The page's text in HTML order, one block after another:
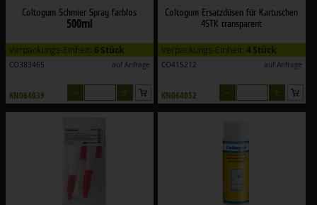
Coltogum Schmier Spray farblos
500ml
Verpackungs-Einheit: 6 Stück
CO383465 auf Anfrage
KN064039
Coltogum Ersatzdüsen für Kartuschen
4STK transparent
Verpackungs-Einheit:4 Stück
CO415212 auf Anfrage
KN064052